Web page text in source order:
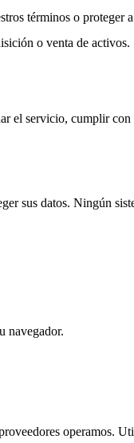
términos o proteger
o venta de activos.
el servicio, cumplir
sus datos. Ningún
navegador.
operamos.